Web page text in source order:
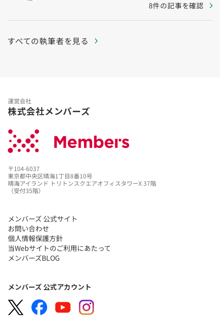
8件の記事を確認
すべての執筆者を見る
運営会社
株式会社メンバーズ
〒104-6037
東京都中央区晴海1丁目8番10号
晴海アイランド トリトンスクエアオフィスタワーX 37階
（受付35階）
メンバーズ 公式サイト
お問い合わせ
個人情報保護方針
当Webサイトのご利用にあたって
メンバーズBLOG
メンバーズ 公式アカウント